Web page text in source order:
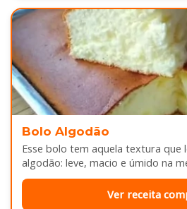
Bolo Algodão
Esse bolo tem aquela textura que
algodão: leve, macio e úmido na
Ver receita